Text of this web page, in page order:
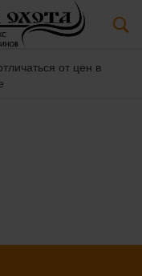
от цен в